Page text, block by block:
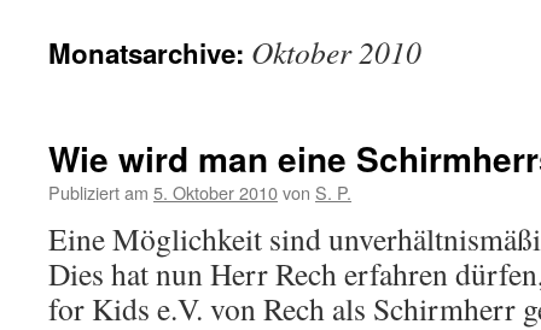
springen
Monatsarchive: Oktober 2010
Wie wird man eine
Publiziert am 5. Oktober 2010von S. P.
Eine Möglichkeit sind
Dies hat nun Herr Rech erfahren
for Kids e.V. von Rech als Schirmherr